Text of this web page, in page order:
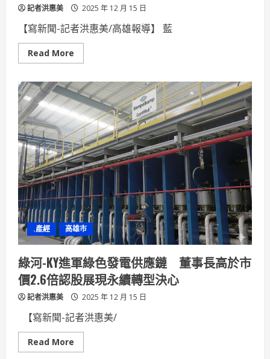
碩
記者洪惠美 2025 年 12 月 15 日
【寫新聞-記者洪惠美/高雄報導】 藍
Read More
more
策、
生
態、
實
作
全
視
角
海
保
署
與
高
科
大
共
啟
藍
碳
復
育
行
動
聯
盟
推
藍
碳
治
.產經 高雄市
綠河-KY進軍綠色發電供應鏈 董事長高於市
價2.6倍認股展現永續轉型決心
記者洪惠美 2025 年 12 月 15 日
【寫新聞-記者洪惠美/
Read More
more